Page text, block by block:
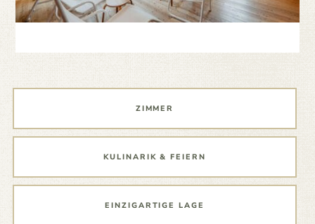
ZIMMER
KULINARIK & FEIERN
EINZIGARTIGE LAGE